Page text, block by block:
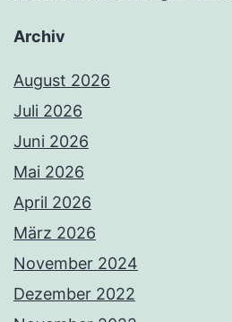
Archiv
August 2026
Juli 2026
Juni 2026
Mai 2026
April 2026
März 2026
November 2024
Dezember 2022